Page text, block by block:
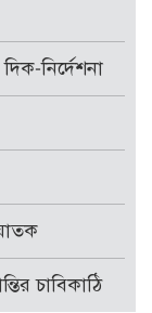
নির্দেশনা
চাবিকাঠি